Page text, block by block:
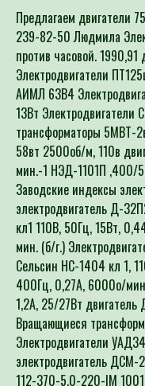
Предлагаем двигатели
239-82-50 Людмила
против часовой.
Электродвигатели
АИМЛ 63В4
13Вт
трансформаторы 5МВТ-
58вт 2500об/м, 110в
мин.-1 НЭД-1101П ,400/
Заводские индексы
электродвигатель Д-
кл1 110В, 50Гц, 15Вт,
мин. (б/г.)
Сельсин НС-1404 кл 1,
400Гц, 0,27А, 6000о/
1,2А, 25/27Вт
Вращающиеся
Электродвигатели
электродвигатель ДСМ-
112-370-5,0-220-IM